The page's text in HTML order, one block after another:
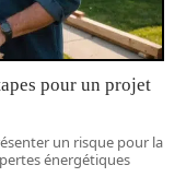
pour un projet
un risque pour la
énergétiques